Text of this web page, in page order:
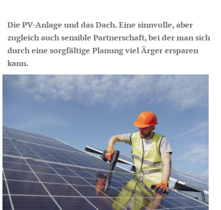
Die PV-Anlage und das Dach. Eine sinnvolle, aber
zugleich auch sensible Partnerschaft, bei der man sich
durch eine sorgfältige Planung viel Ärger ersparen
kann.